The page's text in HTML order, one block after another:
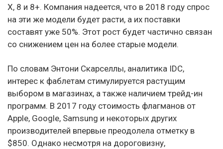
Х, 8 и 8+. Компания надеется, что в 2018 году спрос
на эти же модели будет расти, а их поставки
составят уже 50%. Этот рост будет частично связан
со снижением цен на более старые модели.
По словам Энтони Скарселлы, аналитика IDC,
интерес к фаблетам стимулируется растущим
выбором в магазинах, а также наличием трейд-ин
программ. В 2017 году стоимость флагманов от
Apple, Google, Samsung и некоторых других
производителей впервые преодолела отметку в
$850. Однако несмотря на дороговизну,